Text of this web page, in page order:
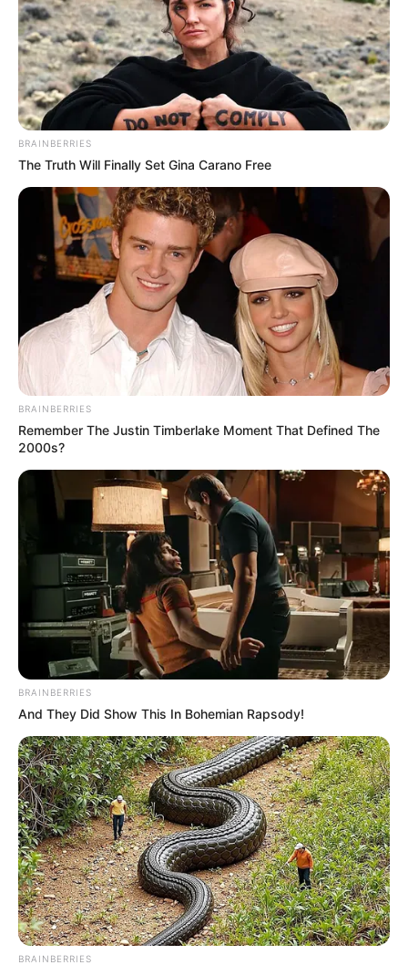
TAGS FILM KOREA YAKSHA: RUTHLESS OPERATIONS
BRAINBERRIES
The Truth Will Finally Set Gina Carano Free
BRAINBERRIES
Remember The Justin Timberlake Moment That Defined The
2000s?
BRAINBERRIES
And They Did Show This In Bohemian Rapsody!
BRAINBERRIES